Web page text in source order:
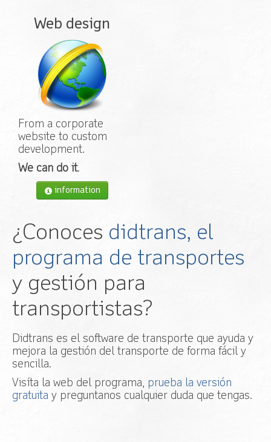
Web design
From a corporate
website to custom
development.
We can do it.
information
¿Conoces didtrans, el
programa de transportes
y gestión para
transportistas?
Didtrans es el software de transporte que ayuda y
mejora la gestión del transporte de forma fácil y
sencilla.
Visíta la web del programa, prueba la versión
gratuita y preguntanos cualquier duda que tengas.